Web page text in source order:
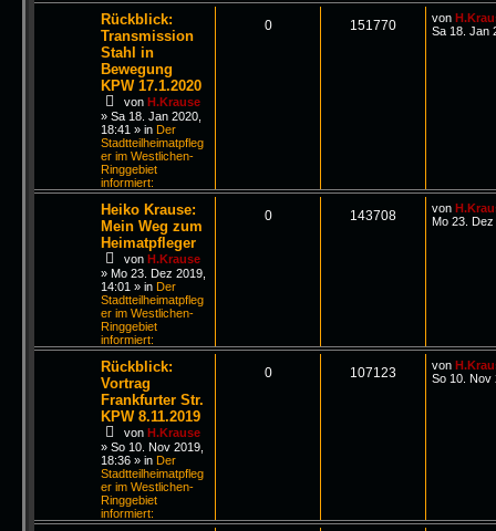
Rückblick:
Transmission
Stahl in
Bewegung
KPW 17.1.2020
von H.Krause
» Sa 18. Jan 2020,
18:41 » in Der
Stadtteilheimatpfleg
er im Westlichen-
Ringgebiet
informiert:
0 151770 von
Sa 18. Jan
Heiko Krause:
Mein Weg zum
Heimatpfleger
von H.Krause
» Mo 23. Dez 2019,
14:01 » in Der
Stadtteilheimatpfleg
er im Westlichen-
Ringgebiet
informiert:
0 143708 von
Mo 23.
Rückblick:
Vortrag
Frankfurter Str.
KPW 8.11.2019
von H.Krause
» So 10. Nov 2019,
18:36 » in Der
Stadtteilheimatpfleg
er im Westlichen-
Ringgebiet
informiert:
0 107123 von
So 10. Nov